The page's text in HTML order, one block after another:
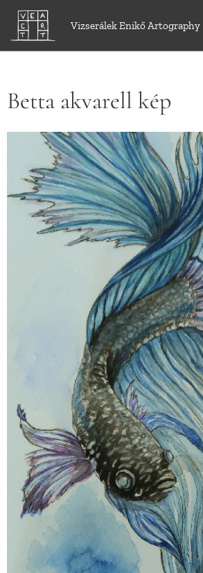
Vizserálek Enikő Artography
Betta akvarell kép